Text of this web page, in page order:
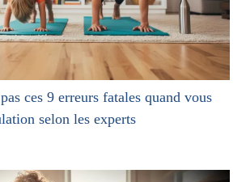
ces 9 erreurs fatales quand vous
selon les experts